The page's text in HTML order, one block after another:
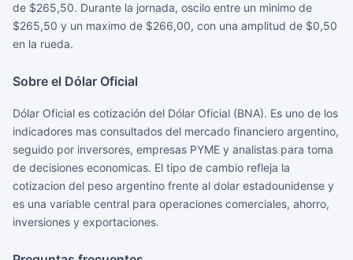
de $265,50. Durante la jornada, oscilo entre un minimo de
$265,50 y un maximo de $266,00, con una amplitud de $0,50
en la rueda.
Sobre el Dólar Oficial
Dólar Oficial es cotización del Dólar Oficial (BNA). Es uno de los
indicadores mas consultados del mercado financiero argentino,
seguido por inversores, empresas PYME y analistas para toma
de decisiones economicas. El tipo de cambio refleja la
cotizacion del peso argentino frente al dolar estadounidense y
es una variable central para operaciones comerciales, ahorro,
inversiones y exportaciones.